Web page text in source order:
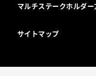
マルチステークホルダー
サイトマップ